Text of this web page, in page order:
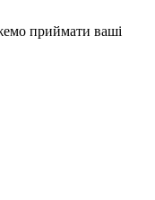
приймати ваші